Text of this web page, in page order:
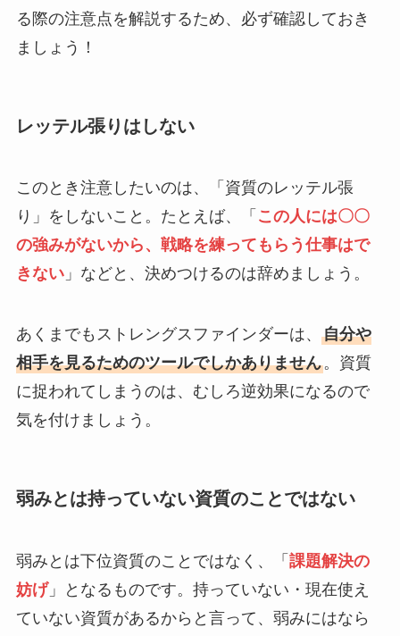
る際の注意点を解説するため、必ず確認しておき
ましょう！
レッテル張りはしない
このとき注意したいのは、「資質のレッテル張
り」をしないこと。たとえば、「 この人には〇〇
の強みがないから、戦略を練ってもらう仕事はで
きない」などと、決めつけるのは辞めましょう。
あくまでもストレングスファインダーは、 自分や
相手を見るためのツールでしかありません。資質
に捉われてしまうのは、むしろ逆効果になるので
気を付けましょう。
弱みとは持っていない資質のことではない
弱みとは下位資質のことではなく、「 課題解決の
妨げ」となるものです。持っていない・現在使え
ていない資質があるからと言って、弱みにはなら